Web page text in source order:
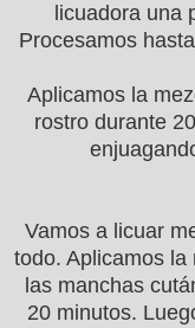
licuadora una
Procesamos
Aplicamos la
rostro durante
Vamos a licuar
todo. Aplicamos
las manchas
20 minutos.